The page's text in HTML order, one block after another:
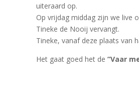
uiteraard op.
Op vrijdag middag zijn we live
Tineke de Nooij vervangt.
Tineke, vanaf deze plaats van
Het gaat goed het de ”Vaar